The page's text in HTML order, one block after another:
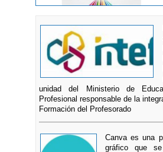
unidad del Ministerio de
Profesional responsable de la
Formación del Profesorado
Canva es una
gráfico que